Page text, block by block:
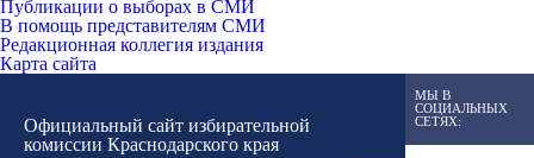
Публикации о выборах в СМИ
В помощь представителям СМИ
Редакционная коллегия издания
Карта сайта
Официальный сайт избирательной
комиссии Краснодарского края
МЫ В
СОЦИАЛЬНЫХ
СЕТЯХ: